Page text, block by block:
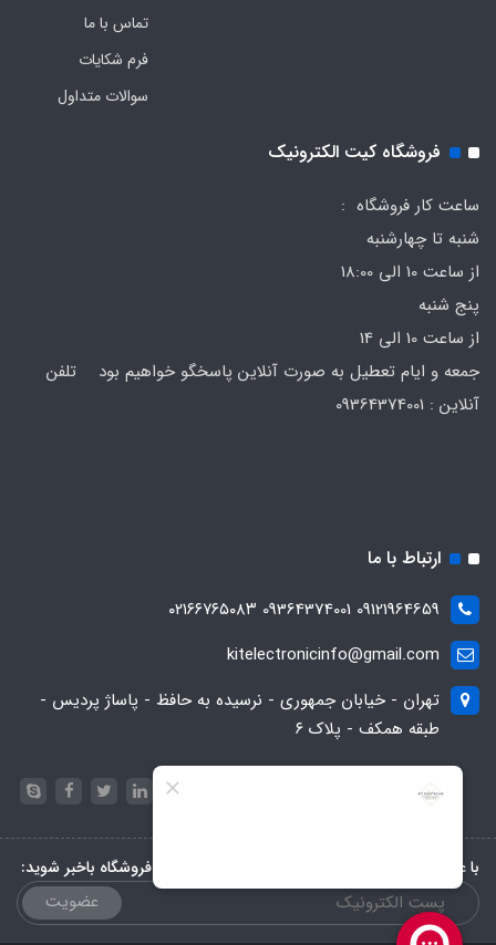
تماس با ما
فرم‌ شکایات
سوالات متداول
فروشگاه کیت الکترونیک
ساعت کار فروشگاه :
شنبه تا چهارشنبه
از ساعت 10 الی 18:00
پنج شنبه
از ساعت 10 الی 14
جمعه و ایام تعطیل به صورت آنلاین پاسخگو خواهیم بود تلفن
ارتباط با ما
09121964659 09364374001 ۰۲۱۶۶۷۶۵۰۸۳
kitelectronicinfo@gmail.com
تهران - خیابان جمهوری - نرسیده به حافظ - پاساژ پردیس -
طبقه همکف - پلاک ۶
با عضویت در خبرنامه، از تخفیف‌ها و جدیدترین‌های فروشگاه باخبر شوید:
عضویت